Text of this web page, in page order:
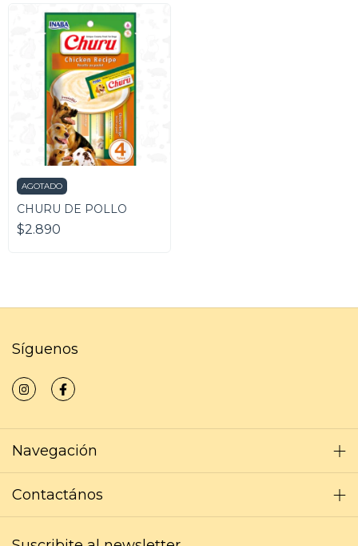
AGOTADO
CHURU DE POLLO
$2.890
Síguenos
Navegación
Contactános